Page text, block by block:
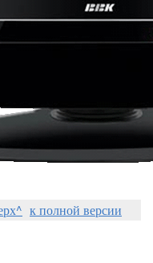
к полной версии